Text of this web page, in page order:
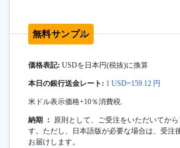
無料サンプル
価格表記: USDを日本円(税抜)に換算
本日の銀行送金レート: 1 USD=159.12 円
米ドル表示価格+10％消費税.
納期 ： 原則として、ご受注をいただいてか
す。ただし、日本語版が必要な場合は、受注
お届けします。